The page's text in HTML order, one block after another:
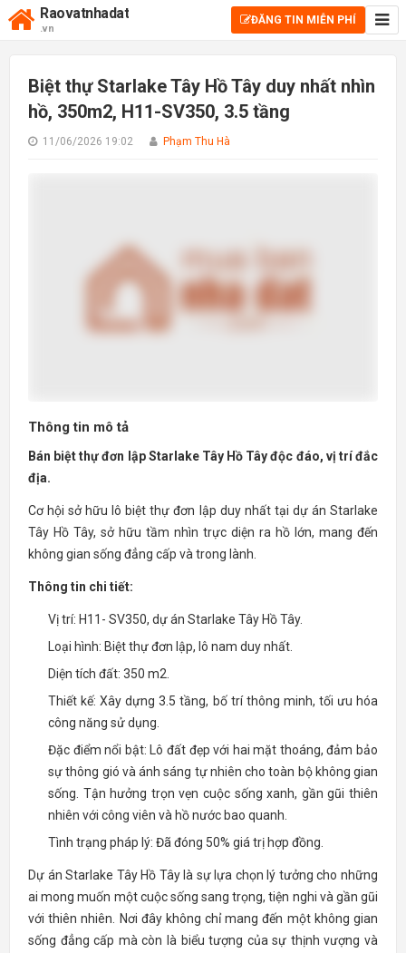
Raovatnhadat
.vn
ĐĂNG TIN MIỄN PHÍ
Biệt thự Starlake Tây Hồ Tây duy nhất nhìn
hồ, 350m2, H11-SV350, 3.5 tầng
11/06/2026 19:02 Phạm Thu Hà
Thông tin mô tả
Bán biệt thự đơn lập Starlake Tây Hồ Tây độc đáo, vị trí đắc
địa.
Cơ hội sở hữu lô biệt thự đơn lập duy nhất tại dự án Starlake
Tây Hồ Tây, sở hữu tầm nhìn trực diện ra hồ lớn, mang đến
không gian sống đẳng cấp và trong lành.
Thông tin chi tiết:
Vị trí: H11- SV350, dự án Starlake Tây Hồ Tây.
Loại hình: Biệt thự đơn lập, lô nam duy nhất.
Diện tích đất: 350 m2.
Thiết kế: Xây dựng 3.5 tầng, bố trí thông minh, tối ưu hóa
công năng sử dụng.
Đặc điểm nổi bật: Lô đất đẹp với hai mặt thoáng, đảm bảo
sự thông gió và ánh sáng tự nhiên cho toàn bộ không gian
sống. Tận hưởng trọn vẹn cuộc sống xanh, gần gũi thiên
nhiên với công viên và hồ nước bao quanh.
Tình trạng pháp lý: Đã đóng 50% giá trị hợp đồng.
Dự án Starlake Tây Hồ Tây là sự lựa chọn lý tưởng cho những
ai mong muốn một cuộc sống sang trọng, tiện nghi và gần gũi
với thiên nhiên. Nơi đây không chỉ mang đến một không gian
sống đẳng cấp mà còn là biểu tượng của sự thịnh vượng và